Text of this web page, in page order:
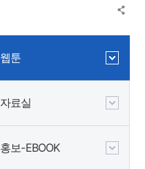
웹툰
자료실
홍보-EBOOK